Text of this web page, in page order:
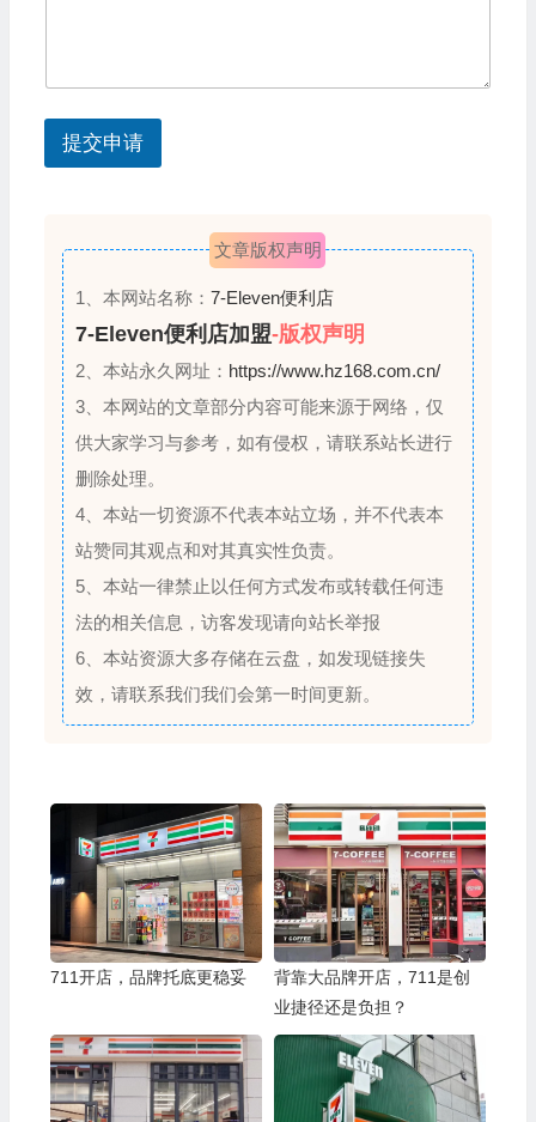
l
e
e
其
他
问
提交申请
文章版权声明
1、本网站名称： 7-Eleven便利店
7-Eleven便利店加盟-版权声明
2、本站永久网址： https://www.hz168.com.cn/
3、本网站的文章部分内容可能来源于网络，仅
供大家学习与参考，如有侵权，请联系站长进行
删除处理。
4、本站一切资源不代表本站立场，并不代表本
站赞同其观点和对其真实性负责。
5、本站一律禁止以任何方式发布或转载任何违
法的相关信息，访客发现请向站长举报
6、本站资源大多存储在云盘，如发现链接失
效，请联系我们我们会第一时间更新。
711开店，品牌托底更稳妥
背靠大品牌开店，711是创
业捷径还是负担？